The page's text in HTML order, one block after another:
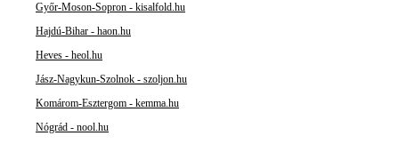
Győr-Moson-Sopron - kisalfold.hu
Hajdú-Bihar - haon.hu
Heves - heol.hu
Jász-Nagykun-Szolnok - szoljon.hu
Komárom-Esztergom - kemma.hu
Nógrád - nool.hu